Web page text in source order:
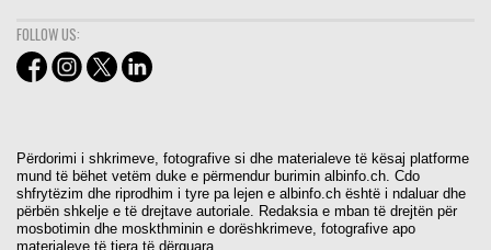
FOLLOW US:
Përdorimi i shkrimeve, fotografive si dhe materialeve të kësaj platforme
mund të bëhet vetëm duke e përmendur burimin albinfo.ch. Cdo
shfrytëzim dhe riprodhim i tyre pa lejen e albinfo.ch është i ndaluar dhe
përbën shkelje e të drejtave autoriale. Redaksia e mban të drejtën për
mosbotimin dhe moskthminin e dorëshkrimeve, fotografive apo
materialeve të tjera të dërguara.